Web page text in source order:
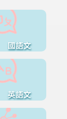
國語文
英語文